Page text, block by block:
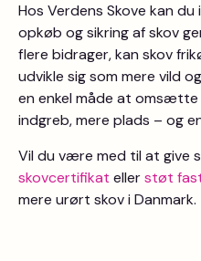
Hos Verdens Skove kan
opkøb og sikring af skov
flere bidrager, kan skov
udvikle sig som mere vild
en enkel måde at
indgreb, mere plads – og
Vil du være med til at give
skovcertifikat ellerstøt
mere urørt skov i Danmark.